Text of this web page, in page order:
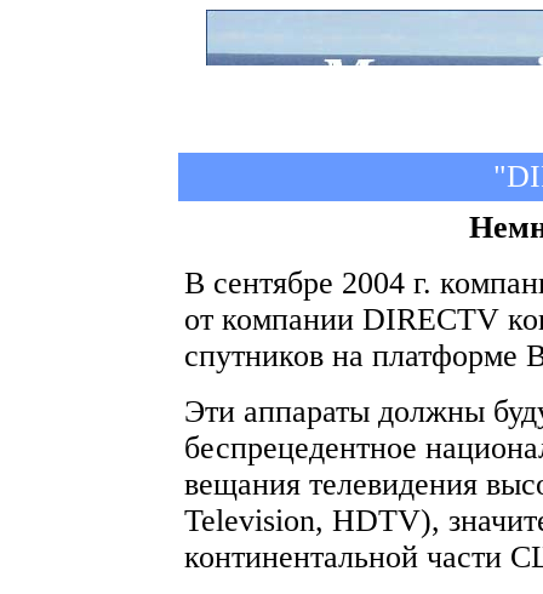
В сентябре 2004 г.
от компании DIRECTV
спутников на платформе
Эти аппараты должны
беспрецедентное
вещания телевидения
Television, HDTV),
континентальной части